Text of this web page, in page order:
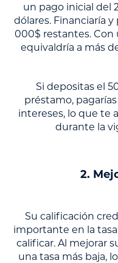
un pago inicial del
dólares. Financiaría
000$ restantes. Con
equivaldría a más
Si depositas el
préstamo,
intereses, lo que te
durante la
2.
Su calificación
importante en la
calificar. Al mejorar
una tasa más baja,